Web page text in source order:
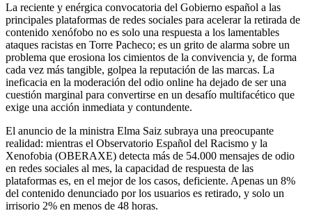
La reciente y enérgica convocatoria del Gobierno español a las
principales plataformas de redes sociales para acelerar la retirada de
contenido xenófobo no es solo una respuesta a los lamentables
ataques racistas en Torre Pacheco; es un grito de alarma sobre un
problema que erosiona los cimientos de la convivencia y, de forma
cada vez más tangible, golpea la reputación de las marcas. La
ineficacia en la moderación del odio online ha dejado de ser una
cuestión marginal para convertirse en un desafío multifacético que
exige una acción inmediata y contundente.
El anuncio de la ministra Elma Saiz subraya una preocupante
realidad: mientras el Observatorio Español del Racismo y la
Xenofobia (OBERAXE) detecta más de 54.000 mensajes de odio
en redes sociales al mes, la capacidad de respuesta de las
plataformas es, en el mejor de los casos, deficiente. Apenas un 8%
del contenido denunciado por los usuarios es retirado, y solo un
irrisorio 2% en menos de 48 horas.